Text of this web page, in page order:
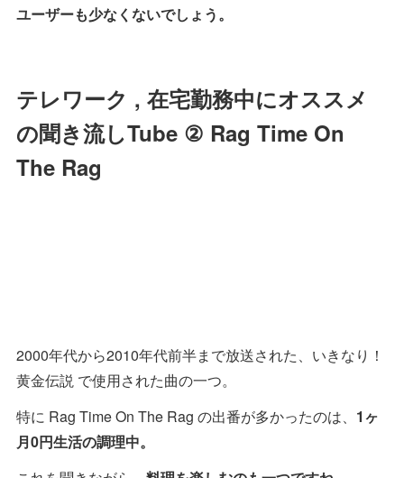
ユーザーも少なくないでしょう。
テレワーク , 在宅勤務中にオススメ
の聞き流しTube ② Rag Time On
The Rag
2000年代から2010年代前半まで放送された、いきなり！
黄金伝説 で使用された曲の一つ。
特に Rag Time On The Rag の出番が多かったのは、 1ヶ
月0円生活の調理中。